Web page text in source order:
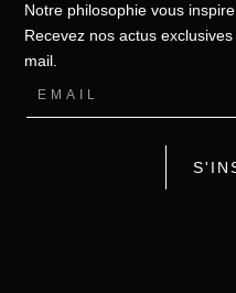
Notre philosophie vous
Recevez nos actus
mail.